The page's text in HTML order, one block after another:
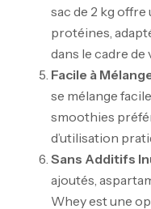
sac de 2 kg
protéines,
dans le cadre
Facile à
se mélange
smoothies
d’utilisation
Sans Additifs
ajoutés,
Whey est une